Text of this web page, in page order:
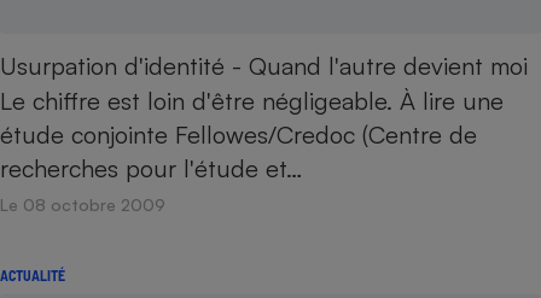
Usurpation d'identité - Quand l'autre devient moi
Le chiffre est loin d'être négligeable. À lire une
étude conjointe Fellowes/Credoc (Centre de
recherches pour l'étude et…
Le 08 octobre 2009
ACTUALITÉ